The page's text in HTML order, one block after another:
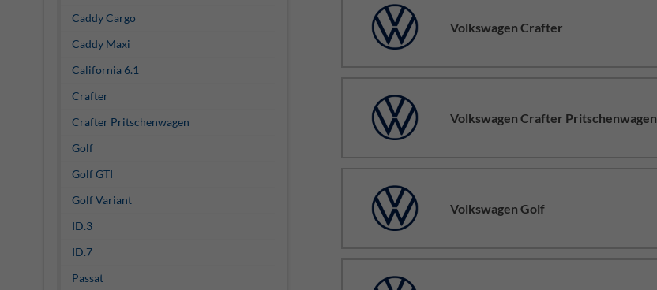
Volkswagen Crafter
Volkswagen Crafter Pritschenwagen
Volkswagen Golf
Caddy Cargo
Caddy Maxi
California 6.1
Crafter
Crafter Pritschenwagen
Golf
Golf GTI
Golf Variant
ID.3
ID.7
Passat